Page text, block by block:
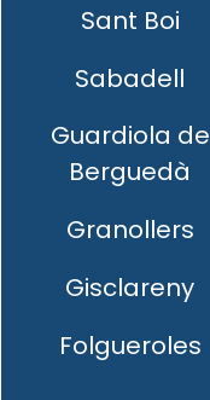
Sant Boi
Sabadell
Guardiola de
Berguedà
Granollers
Gisclareny
Folgueroles